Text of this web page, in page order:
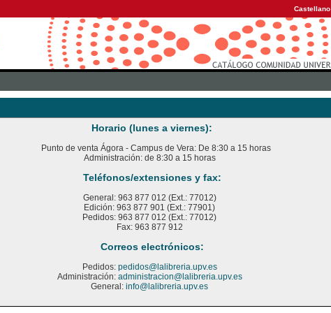
Castellano
Horario (lunes a viernes):
Punto de venta Ágora - Campus de Vera: De 8:30 a 15 horas
Administración: de 8:30 a 15 horas
Teléfonos/extensiones y fax:
General: 963 877 012 (Ext.: 77012)
Edición: 963 877 901 (Ext.: 77901)
Pedidos: 963 877 012 (Ext.: 77012)
Fax: 963 877 912
Correos electrónicos:
Pedidos: pedidos@lalibreria.upv.es
Administración: administracion@lalibreria.upv.es
General: info@lalibreria.upv.es